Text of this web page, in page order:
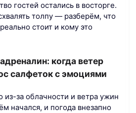
гостей остались в восторге.
толпу — разберём, что
стоит и кому это
когда ветер
салфеток с эмоциями
из-за облачности и ветра ужин
начался, и погода внезапно